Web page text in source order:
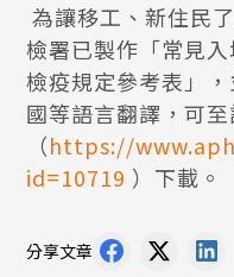
為讓移工、新住民
檢署已製作「常見
檢疫規定參考表」
國等語言翻譯，可
（https://
id=10719 ）下載。
分享文章